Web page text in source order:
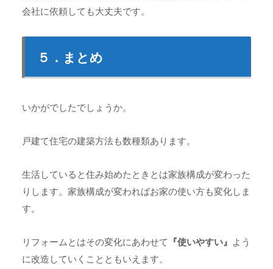
会社に依頼しても大丈夫です。
５．まとめ
いかがでしたでしょうか。
戸建て住宅の建築方法も数種類あります。
生活していると住み始めたときとは家族構成が変わった
りします。家族構成が変わればお家の使い方も変化しま
す。
リフォームとはその変化にあわせて 『使いやすい』 よう
に改造していくことともいえます。